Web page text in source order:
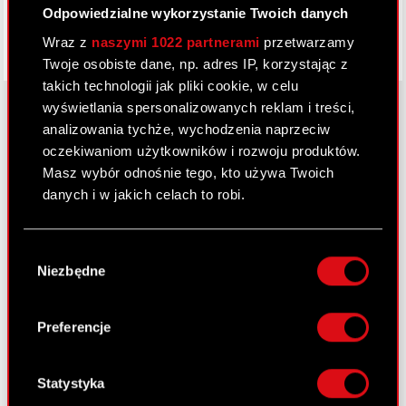
Odpowiedzialne wykorzystanie Twoich danych
Wraz z naszymi 1022 partnerami przetwarzamy
Twoje osobiste dane, np. adres IP, korzystając z
takich technologii jak pliki cookie, w celu
wyświetlania spersonalizowanych reklam i treści,
analizowania tychże, wychodzenia naprzeciw
oczekiwaniom użytkowników i rozwoju produktów.
Masz wybór odnośnie tego, kto używa Twoich
danych i w jakich celach to robi.
Gromadzić dane dotyczące Twojej
lokalizacji geograficznej z dokładnością nawet
Identyfikować Twoje urządzenie, aktywnie
analizując charakteryzującego je zbiory
palca)
zgody
Niezbędne
Preferencje
Statystyka
O CD PROJEKT
Grupa Kapitałowa
Nasz biznes
Inwestorzy
Media